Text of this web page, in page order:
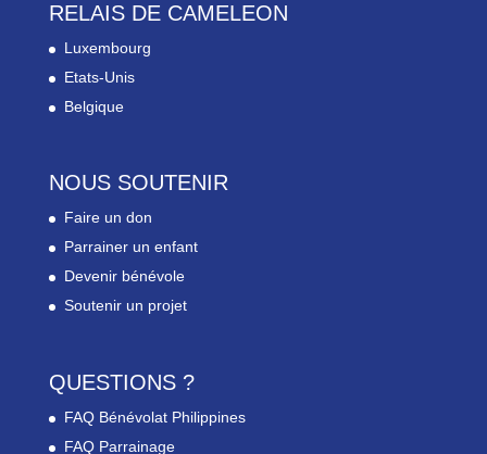
RELAIS DE CAMELEON
Luxembourg
Etats-Unis
Belgique
NOUS SOUTENIR
Faire un don
Parrainer un enfant
Devenir bénévole
Soutenir un projet
QUESTIONS ?
FAQ Bénévolat Philippines
FAQ Parrainage